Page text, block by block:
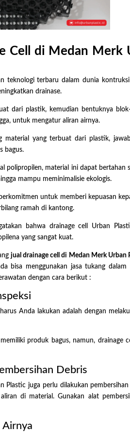
Cell di Medan Merk
teknologi terbaru dalam dunia
drainase.
dari plastik, kemudian bentuknya
untuk mengatur aliran airnya.
material yang terbuat dari plastik,
bagus.
polipropilen, material ini dapat bertahan
mampu meminimalisie ekologis.
untuk memberi kepuasan
ramah di kantong.
bahwa drainage cell Urban
yang sangat kuat.
jual drainage cell di Medan Merk Urban
bisa menggunakan jasa tukang
dengan cara berikut :
Anda lakukan adalah dengan
produk bagus, namun, drainage
Debris
Plastic juga perlu dilakukan
di material. Gunakan alat